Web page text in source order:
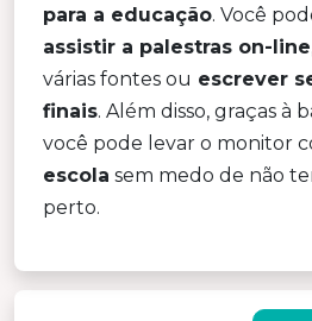
para a educação. Você
assistir a palestras on-line
várias fontes ou escrever
finais. Além disso, graças à
você pode levar o monitor
escola sem medo de não
perto.